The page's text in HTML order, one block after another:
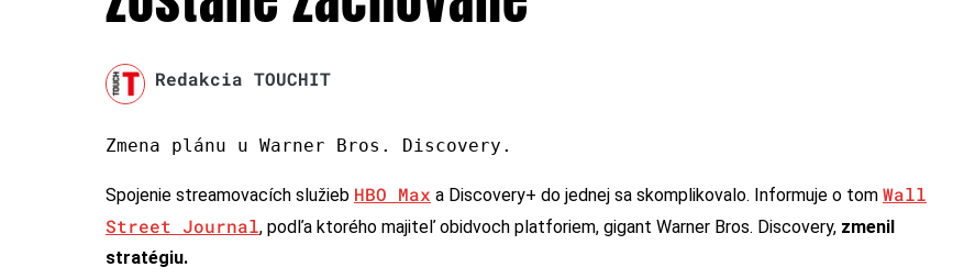
Redakcia TOUCHIT
Zmena plánu u Warner Bros. Discovery.
Spojenie streamovacích služieb HBO Max a Discovery+ do jednej sa skomplikovalo. Informuje o tom Wall
Street Journal, podľa ktorého majiteľ obidvoch platforiem, gigant Warner Bros. Discovery, zmenil
stratégiu.